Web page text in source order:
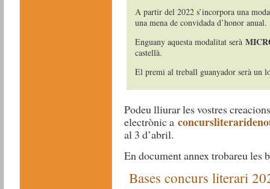
A partir del 2022 s’incorpora una
una mena de convidada d’honor anual.
Enguany aquesta modalitat serà
castellà.
El premi al treball guanyador serà un
Podeu lliurar les vostres
electrònic a
al 3 d’abril.
En document annex trobareu les
Bases concurs literari